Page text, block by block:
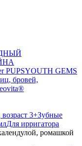
PUPSYOUTH GEMS
бровей,
3+Зубные
Для ирригатора
ромашкой